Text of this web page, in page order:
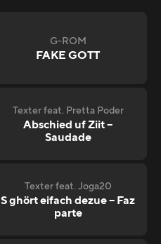
G-ROM
FAKE GOTT
Texter feat. Pretta Poder
Abschied uf Ziit –
Saudade
Texter feat. Joga20
S ghört eifach dezue – Faz
parte